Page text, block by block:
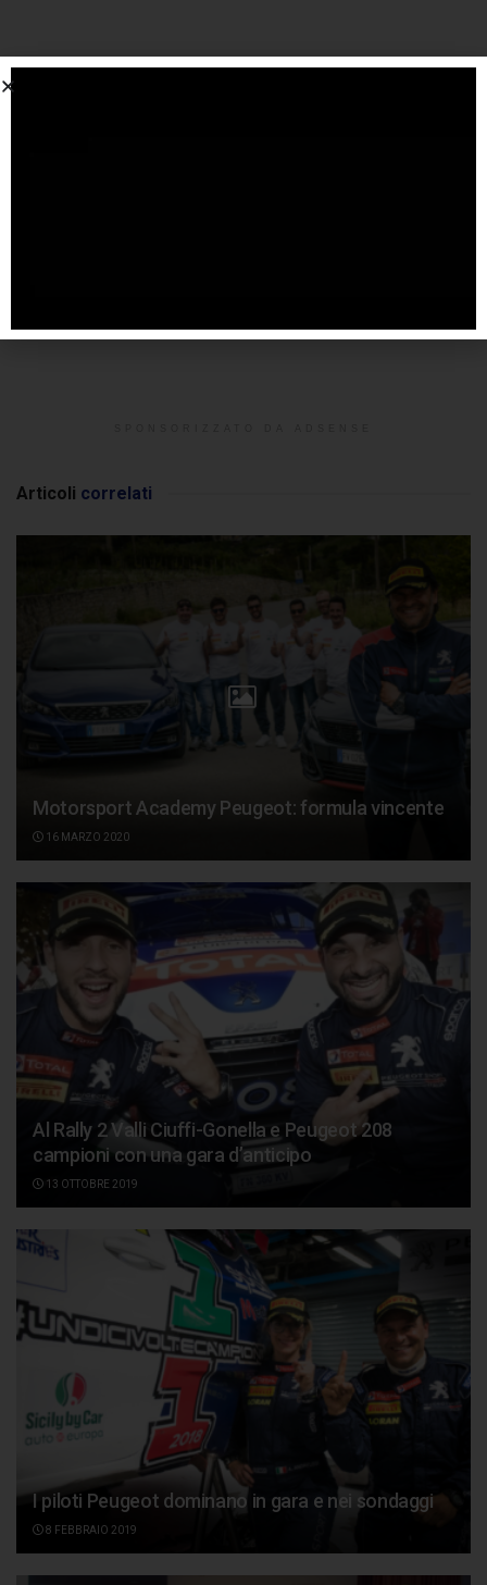
Articoli correlati
Motorsport Academy Peugeot: formula vincente
16 MARZO 2020
Al Rally 2 Valli Ciuffi-Gonella e Peugeot 208
campioni con una gara d’anticipo
13 OTTOBRE 2019
I piloti Peugeot dominano in gara e nei sondaggi
8 FEBBRAIO 2019